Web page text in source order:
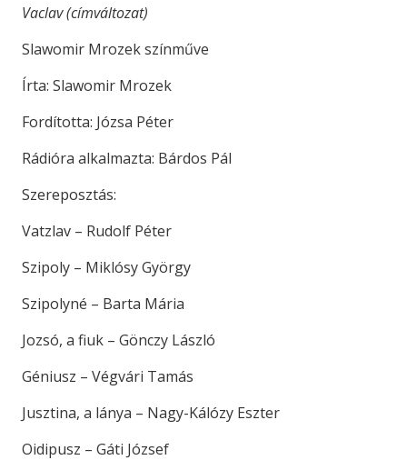
Vaclav (címváltozat)
Slawomir Mrozek színműve
Írta: Slawomir Mrozek
Fordította: Józsa Péter
Rádióra alkalmazta: Bárdos Pál
Szereposztás:
Vatzlav – Rudolf Péter
Szipoly – Miklósy György
Szipolyné – Barta Mária
Jozsó, a fiuk – Gönczy László
Géniusz – Végvári Tamás
Jusztina, a lánya – Nagy-Kálózy Eszter
Oidipusz – Gáti József